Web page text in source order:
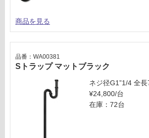
商品を見る
Sトラップ マットブラック
品番：WA00381
ネジ径G1”1/4 全
¥24,800/台
在庫：72台